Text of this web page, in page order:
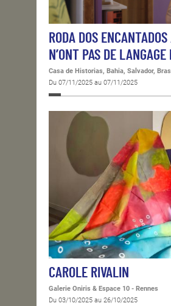
RODA DOS
N’ONT PAS DE
Casa de Historias, Bahia, Salvador,
Du 07/11/2025 au 07/11/2025
CAROLE RIVALIN
Galerie Oniris & Espace 10 - Rennes
Du 03/10/2025 au 26/10/2025